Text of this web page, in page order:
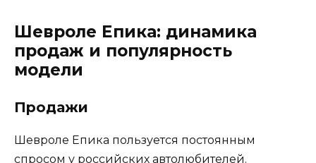
Шевроле Епика: динамика
продаж и популярность
модели
Продажи
Шевроле Епика пользуется постоянным
спросом у российских автолюбителей.